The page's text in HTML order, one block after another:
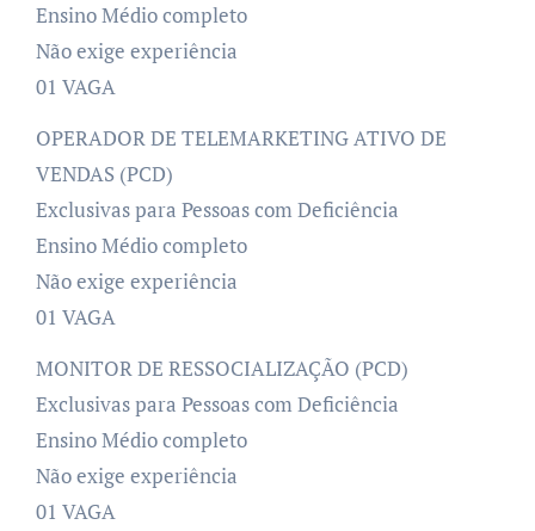
Ensino Médio completo
Não exige experiência
01 VAGA
OPERADOR DE TELEMARKETING ATIVO DE
VENDAS (PCD)
Exclusivas para Pessoas com Deficiência
Ensino Médio completo
Não exige experiência
01 VAGA
MONITOR DE RESSOCIALIZAÇÃO (PCD)
Exclusivas para Pessoas com Deficiência
Ensino Médio completo
Não exige experiência
01 VAGA